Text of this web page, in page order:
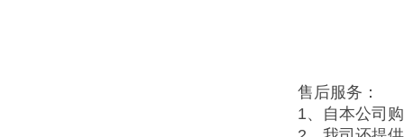
售后服务：
1、自本公司